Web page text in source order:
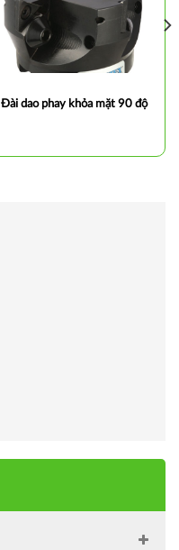
Đài dao phay khỏa mặt 90 độ